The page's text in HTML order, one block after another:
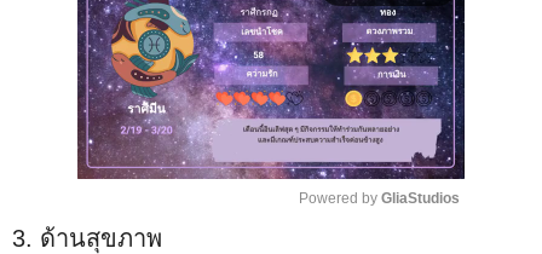
Powered by GliaStudios
3. ด้านสุขภาพ